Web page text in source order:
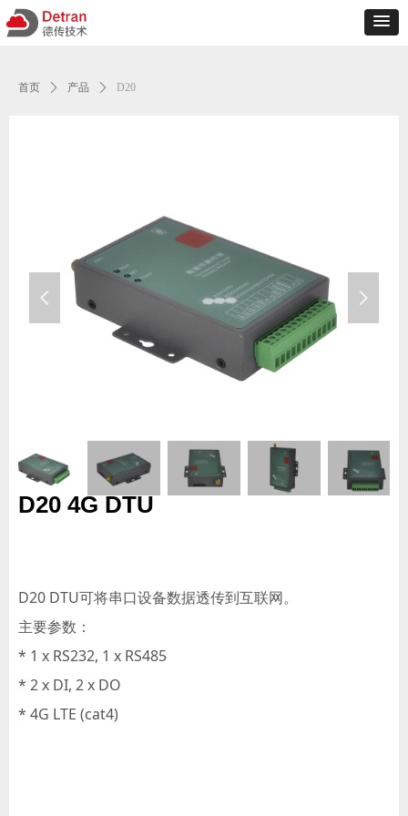
넳 넲
D20 4G DTU
D20 DTU可将串口设备数据透传到互联网。
主要参数：
* 1 x RS232, 1 x RS485
* 2 x DI, 2 x DO
* 4G LTE (cat4)​​​​​​​
首页 ꄲ 产品 ꄲ D20